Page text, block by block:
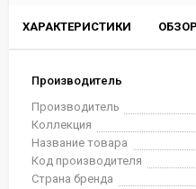
ХАРАКТЕРИСТИКИ ОБЗОР
Производитель
Производитель
Коллекция
Название товара
Код производителя
Страна бренда